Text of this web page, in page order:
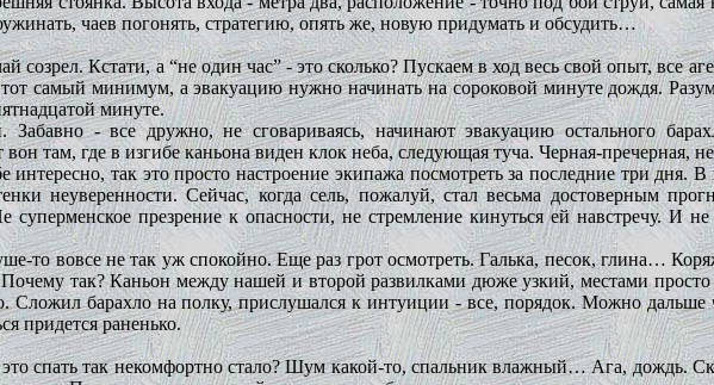
чаев погонять, стратегию, опять же, новую придумать и обсудить…
созрел. Кстати, а “не один час” - это сколько? Пускаем в ход весь свой опыт, все
самый минимум, а эвакуацию нужно начинать на сороковой минуте дождя.
минуте.
Забавно - все дружно, не сговариваясь, начинают эвакуацию остального
там, где в изгибе каньона виден клок неба, следующая туча. Черная-пречерная,
интересно, так это просто настроение экипажа посмотреть за последние три дня.
неуверенности. Сейчас, когда сель, пожалуй, стал весьма достоверным
презрение к опасности, не стремление кинуться ей навстречу. И не
то вовсе не так уж спокойно. Еще раз грот осмотреть. Галька, песок, глина…
Почему так? Каньон между нашей и второй развилками дюже узкий, местами
Сложил барахло на полку, прислушался к интуиции - все, порядок. Можно
придется раненько.
спать так некомфортно стало? Шум какой-то, спальник влажный… Ага, дождь.